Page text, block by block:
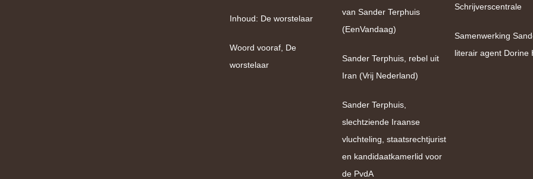
Inhoud: De worstelaar
Woord vooraf, De
worstelaar
van Sander Terphuis
(EenVandaag)
Sander Terphuis, rebel uit
Iran (Vrij Nederland)
Sander Terphuis,
slechtziende Iraanse
vluchteling, staatsrechtjurist
en kandidaatkamerlid voor
de PvdA
Schrijverscentrale
Samenwerking
literair agent Dorine